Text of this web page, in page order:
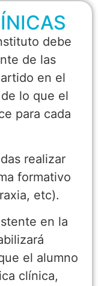
debe
de las
en el
lo que el
para cada
realizar
formativo
etc).
en la
el alumno
clínica,